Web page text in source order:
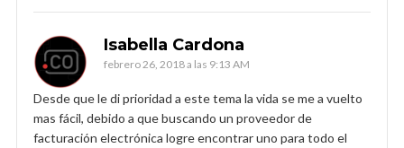
Isabella Cardona
febrero 26, 2018 a las 9:13 AM
Desde que le di prioridad a este tema la vida se me a vuelto
mas fácil, debido a que buscando un proveedor de
facturación electrónica logre encontrar uno para todo el